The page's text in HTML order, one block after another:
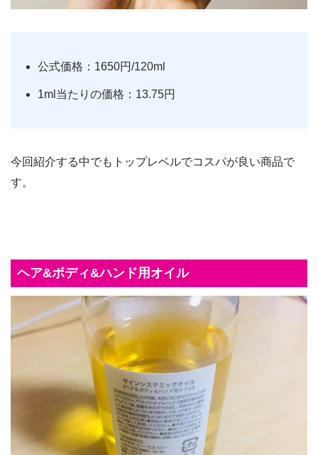
公式価格：1650円/120ml
1ml当たりの価格：13.75円
今回紹介する中でもトップレベルでコスパが良い商品で
す。
ヘア&ボディ&ハンド用オイル